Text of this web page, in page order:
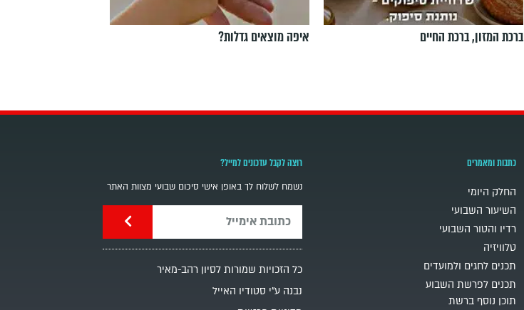
ברכת המזון, ברכת החיים איפה מוצאים גדלות?
כתבות ומאמרים
החלק היומי
השיעור השבועי
רדיו והטור השבועי
טלוויזיה
תכנים לחגים ולמועדים
תכנים לפרשת השבוע
תוכן נוסף ברשת
רוצה לקבל עדכונים למייל?
נשמח לשלוח לך באופן אישי סיכום שבועי מצוות האתר
כל הזכויות שמורות לסיון רהב-מאיר
נבנה ע"י סטודיו האייל